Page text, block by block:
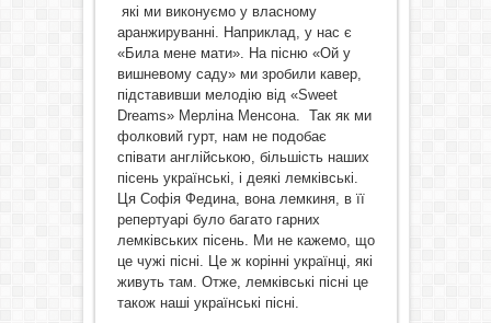
які ми виконуємо у власному
аранжируванні. Наприклад, у нас є
«Била мене мати». На пісню «Ой у
вишневому саду» ми зробили кавер,
підставивши мелодію від «Sweet
Dreams» Мерліна Менсона. Так як ми
фолковий гурт, нам не подобає
співати англійською, більшість наших
пісень українські, і деякі лемківські.
Ця Софія Федина, вона лемкиня, в її
репертуарі було багато гарних
лемківських пісень. Ми не кажемо, що
це чужі пісні. Це ж корінні українці, які
живуть там. Отже, лемківські пісні це
також наші українські пісні.